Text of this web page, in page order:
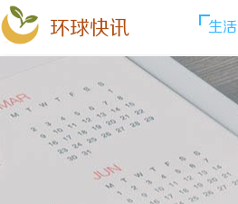
环球快讯 生